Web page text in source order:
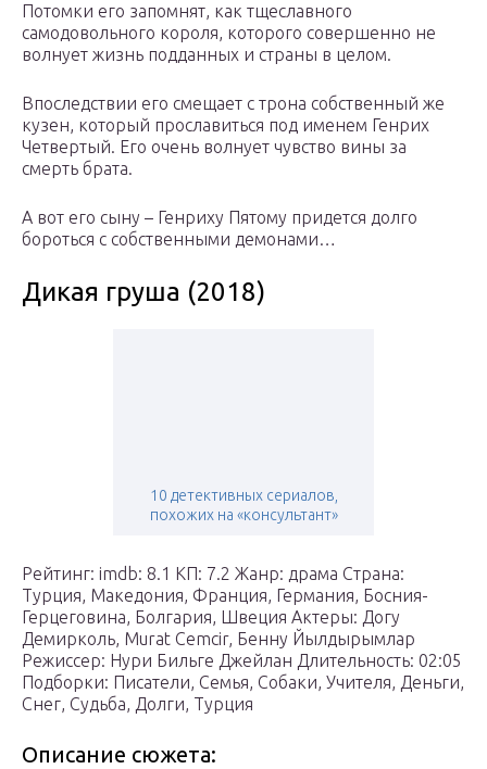
Потомки его запомнят, как тщеславного
самодовольного короля, которого совершенно не
волнует жизнь подданных и страны в целом.
Впоследствии его смещает с трона собственный же
кузен, который прославиться под именем Генрих
Четвертый. Его очень волнует чувство вины за
смерть брата.
А вот его сыну – Генриху Пятому придется долго
бороться с собственными демонами…
Дикая груша (2018)
10 детективных сериалов,
похожих на «консультант»
Рейтинг: imdb: 8.1 КП: 7.2 Жанр: драма Страна:
Турция, Македония, Франция, Германия, Босния-
Герцеговина, Болгария, Швеция Актеры: Догу
Демирколь, Murat Cemcir, Бенну Йылдырымлар
Режиссер: Нури Бильге Джейлан Длительность: 02:05
Подборки: Писатели, Семья, Собаки, Учителя, Деньги,
Снег, Судьба, Долги, Турция
Описание сюжета: